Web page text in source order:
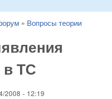
» Вопросы теории
в ТС
2008 - 12:19